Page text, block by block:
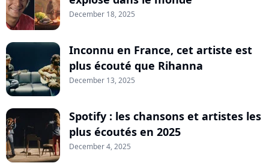
December 18, 2025
Inconnu en France, cet artiste est
plus écouté que Rihanna
December 13, 2025
Spotify : les chansons et artistes les
plus écoutés en 2025
December 4, 2025